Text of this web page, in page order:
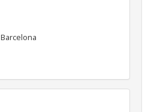
Barcelona